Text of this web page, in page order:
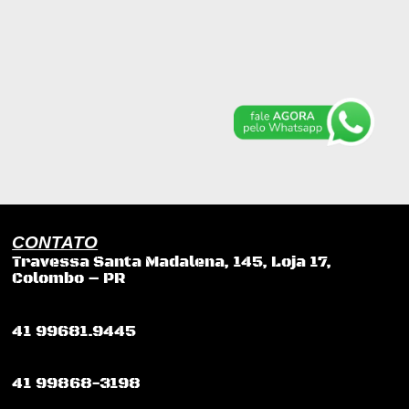
CONTATO
Travessa Santa Madalena, 145, Loja 17,
Colombo – PR
41 99681.9445
41 99868-3198